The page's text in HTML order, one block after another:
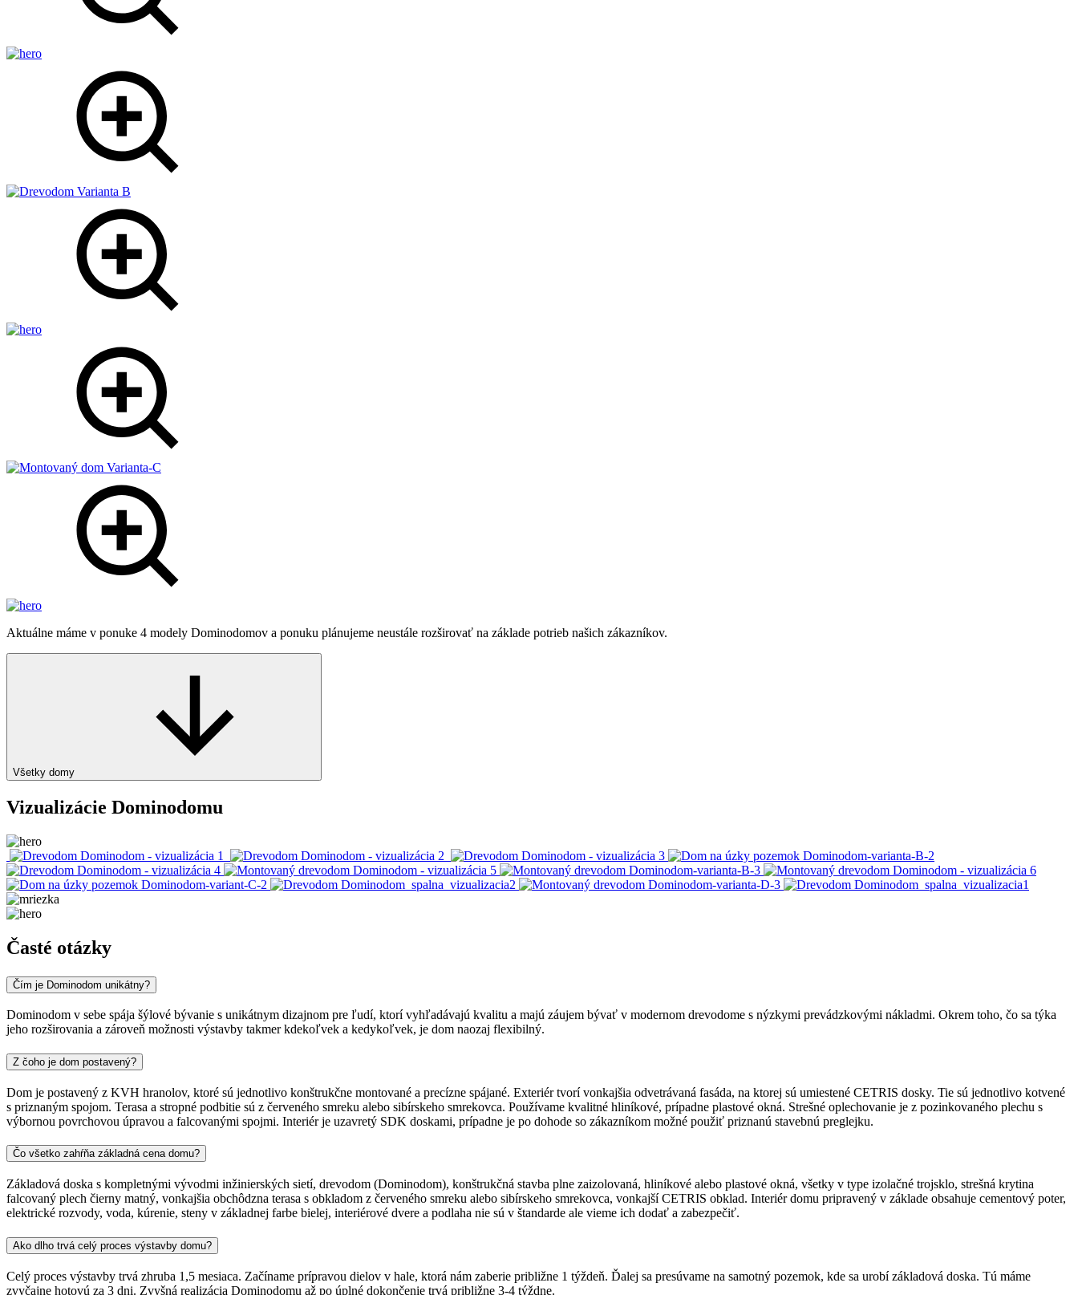
Aktuálne máme v ponuke 4 modely Dominodomov a ponuku plánujeme neustále rozširovať na základe potrieb našich zákazníkov.
Všetky domy
Vizualizácie Dominodomu
Časté otázky
Čím je Dominodom unikátny?
Dominodom v sebe spája šýlové bývanie s unikátnym dizajnom pre ľudí, ktorí vyhľadávajú kvalitu a majú záujem bývať v modernom drevodome s nýzkymi prevádzkovými nákladmi. Okrem toho, čo sa týka
jeho rozširovania a zároveň možnosti výstavby takmer kdekoľvek a kedykoľvek, je dom naozaj flexibilný.
Z čoho je dom postavený?
Dom je postavený z KVH hranolov, ktoré sú jednotlivo konštrukčne montované a precízne spájané. Exteriér tvorí vonkajšia odvetrávaná fasáda, na ktorej sú umiestené CETRIS dosky. Tie sú jednotlivo kotvené
s priznaným spojom. Terasa a stropné podbitie sú z červeného smreku alebo sibírskeho smrekovca. Používame kvalitné hliníkové, prípadne plastové okná. Strešné oplechovanie je z pozinkovaného plechu s
výbornou povrchovou úpravou a falcovanými spojmi. Interiér je uzavretý SDK doskami, prípadne je po dohode so zákazníkom možné použiť priznanú stavebnú preglejku.
Čo všetko zahŕňa základná cena domu?
Základová doska s kompletnými vývodmi inžinierských sietí, drevodom (Dominodom), konštrukčná stavba plne zaizolovaná, hliníkové alebo plastové okná, všetky v type izolačné trojsklo, strešná krytina
falcovaný plech čierny matný, vonkajšia obchôdzna terasa s obkladom z červeného smreku alebo sibírskeho smrekovca, vonkajší CETRIS obklad. Interiér domu pripravený v základe obsahuje cementový poter,
elektrické rozvody, voda, kúrenie, steny v základnej farbe bielej, interiérové dvere a podlaha nie sú v štandarde ale vieme ich dodať a zabezpečiť.
Ako dlho trvá celý proces výstavby domu?
Celý proces výstavby trvá zhruba 1,5 mesiaca. Začíname prípravou dielov v hale, ktorá nám zaberie približne 1 týždeň. Ďalej sa presúvame na samotný pozemok, kde sa urobí základová doska. Tú máme
zvyčajne hotovú za 3 dni. Zvyšná realizácia Dominodomu až po úplné dokončenie trvá približne 3-4 týždne.